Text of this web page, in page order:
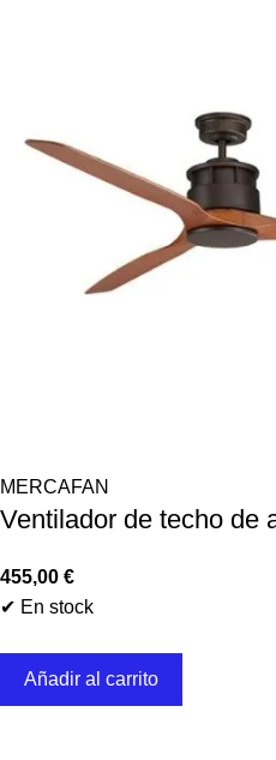
MERCAFAN
Ventilador de techo de
455,00 €
✔ En stock
Añadir al carrito